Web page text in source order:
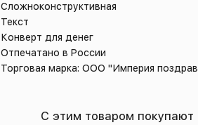
Сложноконструктивная
Текст
Конверт для денег
Отпечатано в России
Торговая марка: ООО "Империя
С этим товаром покупают